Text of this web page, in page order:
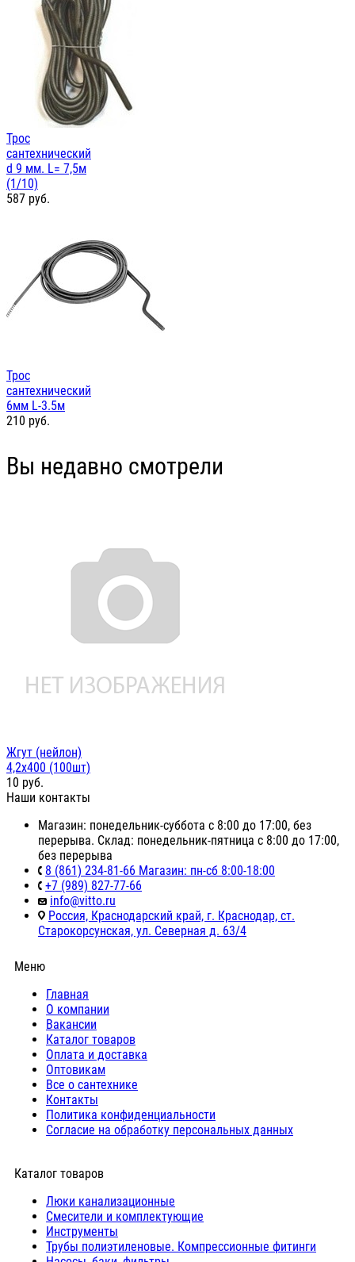
Трос
сантехнический
d 9 мм. L= 7,5м
(1/10)
587 руб.
Трос
сантехнический
6мм L-3.5м
210 руб.
Вы недавно смотрели
Жгут (нейлон)
4,2х400 (100шт)
10 руб.
Наши контакты
Магазин: понедельник-суббота с 8:00 до 17:00, без
перерыва. Склад: понедельник-пятница с 8:00 до 17:00,
без перерыва
8 (861) 234-81-66 Магазин: пн-сб 8:00-18:00
+7 (989) 827-77-66
info@vitto.ru
Россия, Краснодарский край, г. Краснодар, ст.
Старокорсунская, ул. Северная д. 63/4
Меню
Главная
О компании
Вакансии
Каталог товаров
Оплата и доставка
Оптовикам
Все о сантехнике
Контакты
Политика конфиденциальности
Согласие на обработку персональных данных
Каталог товаров
Люки канализационные
Cмесители и комплектующие
Инструменты
Трубы полиэтиленовые. Компрессионные фитинги